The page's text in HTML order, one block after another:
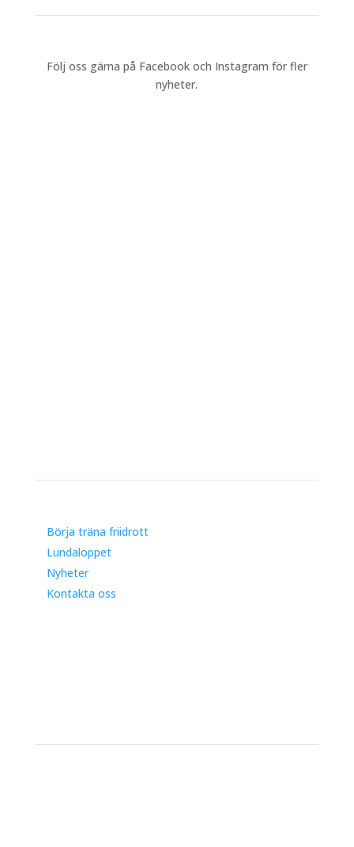
Följ oss gärna på Facebook och Instagram för fler
nyheter.
Börja träna friidrott
Lundaloppet
Nyheter
Kontakta oss